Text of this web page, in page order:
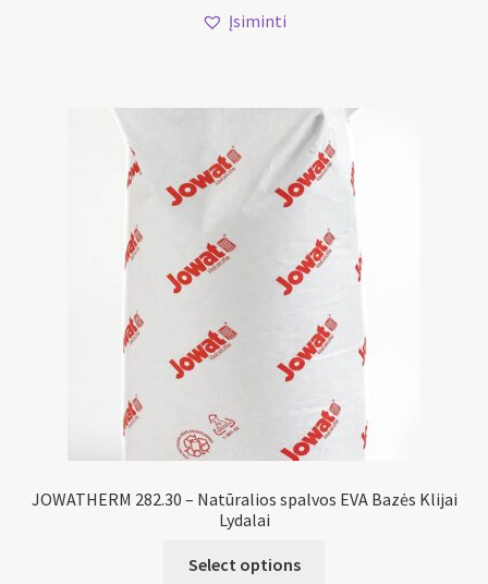
Įsiminti
JOWATHERM 282.30 – Natūralios spalvos EVA Bazės Klijai
Lydalai
Select options